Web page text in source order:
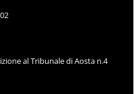
al Tribunale di Aosta n.4